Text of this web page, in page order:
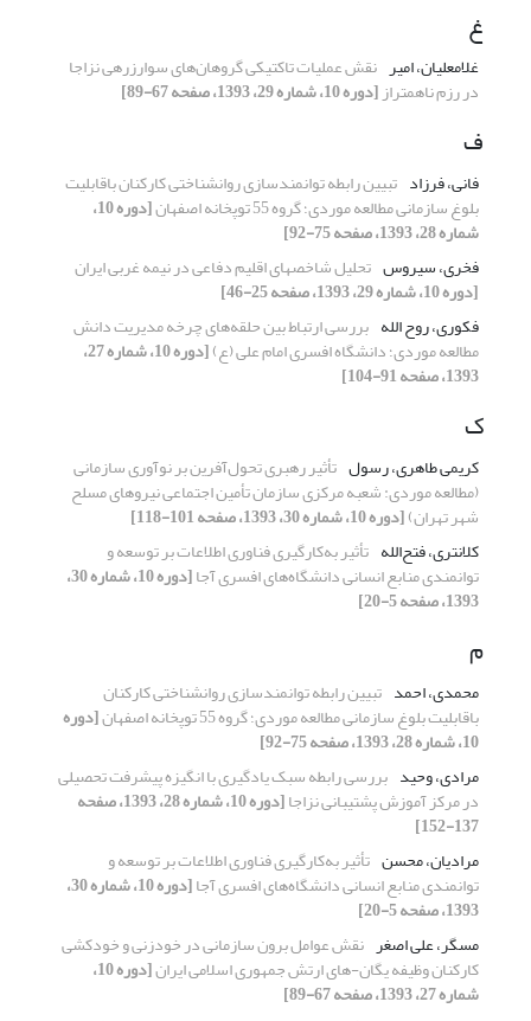
غ
غلامعلیان، امیر نقش عملیات تاکتیکی گروهان‌های سوارزرهی نزاجا
در رزم ناهمتراز[دوره 10، شماره 29، 1393، صفحه 67-89]
ف
فانی، فرزاد تبیین رابطه توانمندسازی روانشناختی کارکنان باقابلیت
بلوغ سازمانی مطالعه موردی؛ گروه 55 توپخانه اصفهان [دوره 10،
شماره 28، 1393، صفحه 75-92]
فخری، سیروس تحلیل شاخصهای اقلیم دفاعی در نیمه غربی ایران
[دوره 10، شماره 29، 1393، صفحه 25-46]
فکوری، روح الله بررسی ارتباط بین حلقه‌های چرخه مدیریت دانش
مطالعه موردی؛ دانشگاه افسری امام علی (ع) [دوره 10، شماره 27،
1393، صفحه 91-104]
ک
کریمی طاهری، رسول تأثیر رهبری تحول‌آفرین بر نوآوری سازمانی
(مطالعه موردی: شعبه مرکزی سازمان تأمین اجتماعی نیروهای مسلح
شهر تهران)[دوره 10، شماره 30، 1393، صفحه 101-118]
کلانتری، فتح‌الله تأثیر به‌کارگیری فناوری اطلاعات بر توسعه و
توانمندی منابع انسانی دانشگاه‌های افسری آجا [دوره 10، شماره 30،
1393، صفحه 5-20]
م
محمدی، احمد تبیین رابطه توانمندسازی روانشناختی کارکنان
باقابلیت بلوغ سازمانی مطالعه موردی؛ گروه 55 توپخانه اصفهان [دوره
10، شماره 28، 1393، صفحه 75-92]
مرادی، وحید بررسی رابطه سبک یادگیری با انگیزه پیشرفت تحصیلی
در مرکز آموزش پشتیبانی نزاجا [دوره 10، شماره 28، 1393، صفحه
137-152]
مرادیان، محسن تأثیر به‌کارگیری فناوری اطلاعات بر توسعه و
توانمندی منابع انسانی دانشگاه‌های افسری آجا [دوره 10، شماره 30،
1393، صفحه 5-20]
مسگر، علی اصغر نقش عوامل برون سازمانی در خودزنی و خودکشی
کارکنان وظیفه یگان-های ارتش جمهوری اسلامی ایران [دوره 10،
شماره 27، 1393، صفحه 67-89]